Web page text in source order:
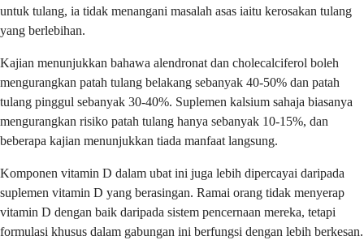
untuk tulang, ia tidak menangani masalah asas iaitu kerosakan tulang
yang berlebihan.
Kajian menunjukkan bahawa alendronat dan cholecalciferol boleh
mengurangkan patah tulang belakang sebanyak 40-50% dan patah
tulang pinggul sebanyak 30-40%. Suplemen kalsium sahaja biasanya
mengurangkan risiko patah tulang hanya sebanyak 10-15%, dan
beberapa kajian menunjukkan tiada manfaat langsung.
Komponen vitamin D dalam ubat ini juga lebih dipercayai daripada
suplemen vitamin D yang berasingan. Ramai orang tidak menyerap
vitamin D dengan baik daripada sistem pencernaan mereka, tetapi
formulasi khusus dalam gabungan ini berfungsi dengan lebih berkesan.